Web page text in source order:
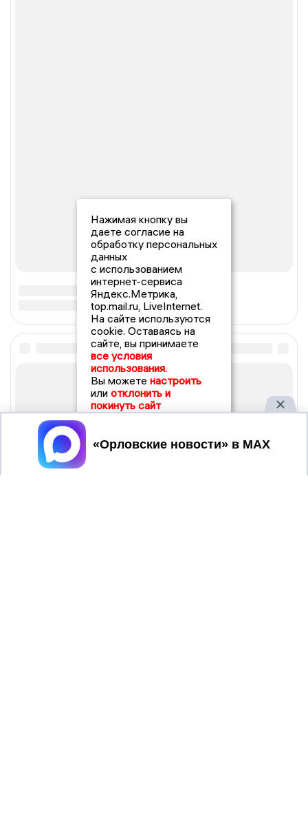
Нажимая кнопку вы
даете согласие на
обработку персональных
данных
с использованием
интернет-сервиса
Яндекс.Метрика,
top.mail.ru, LiveInternet.
На сайте используются
cookie. Оставаясь на
сайте, вы принимаете
все условия
использования.
Вы можете настроить
или отклонить и
покинуть сайт
Принять